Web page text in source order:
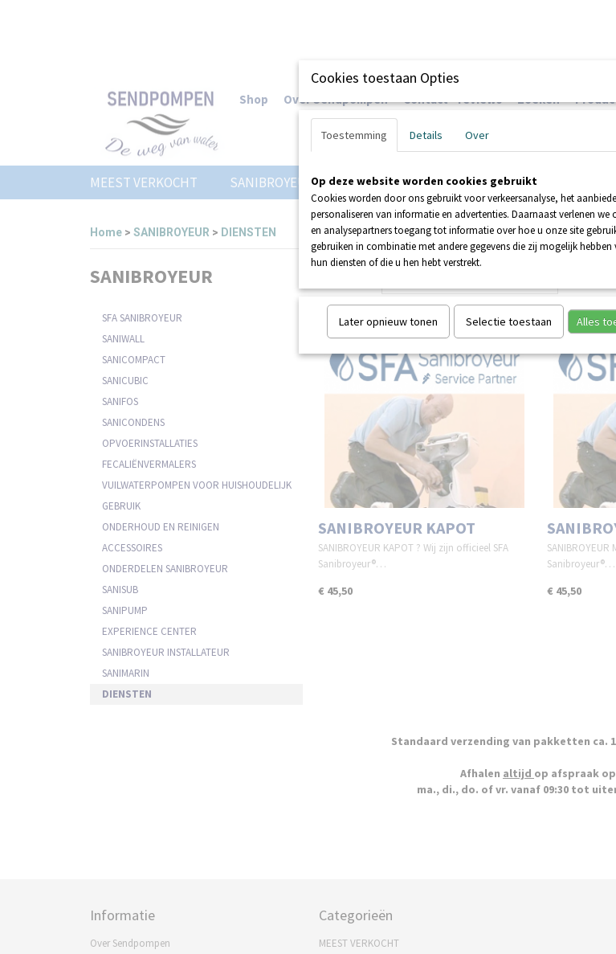
Shop Over Sendpompen Contact - reviews Zoeken
MEEST VERKOCHT SANIBROYEUR ZEHNDER POMPEN BOOSTERPOMPEN
Home > SANIBROYEUR > DIENSTEN
SANIBROYEUR
SFA SANIBROYEUR
SANIWALL
SANICOMPACT
SANICUBIC
SANIFOS
SANICONDENS
OPVOERINSTALLATIES
FECALIËNVERMALERS
VUILWATERPOMPEN VOOR HUISHOUDELIJK
GEBRUIK
ONDERHOUD EN REINIGEN
ACCESSOIRES
ONDERDELEN SANIBROYEUR
SANISUB
SANIPUMP
EXPERIENCE CENTER
SANIBROYEUR INSTALLATEUR
SANIMARIN
DIENSTEN
SANIBROYEUR KAPOT
SANIBROYEUR KAPOT ? Wij zijn officieel SFA
Sanibroyeur®…
€ 45,50
Sanibroyeur®…
€ 45,50
Standaard verzending van pakketten ca.
Afhalen altijd op afspraak
ma., di., do. of vr. vanaf 09:30 tot
Informatie
Over Sendpompen
Categorieën
MEEST VERKOCHT
Cookies toestaan Opties
Toestemming Details Over
Op deze website worden cookies gebruikt
Cookies worden door ons gebruikt voor verkeersanalyse, het
personaliseren van informatie en advertenties. Daarnaast verlenen
en analysepartners toegang tot informatie over hoe u onze site
gebruiken in combinatie met andere gegevens die zij mogelijk
hun diensten of die u hen hebt verstrekt.
Later opnieuw tonen Selectie toestaan Alles